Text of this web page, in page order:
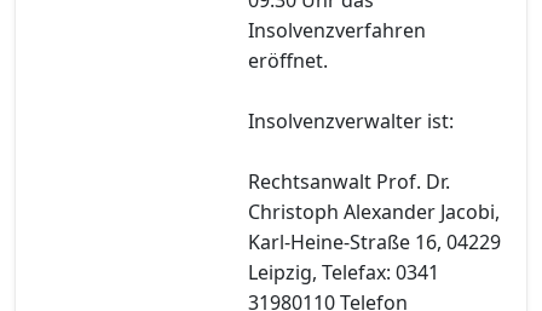
Insolvenzverfahren
eröffnet.
Insolvenzverwalter ist:
Rechtsanwalt Prof. Dr.
Christoph Alexander Jacobi,
Karl-Heine-Straße 16, 04229
Leipzig, Telefax: 0341
31980110 Telefon